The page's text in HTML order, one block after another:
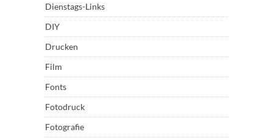
Dienstags-Links
DIY
Drucken
Film
Fonts
Fotodruck
Fotografie